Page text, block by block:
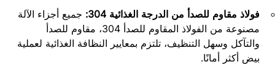
فولاذ مقاوم للصدأ من الدرجة الغذائية 304:
جميع أجزاء الآلة
مصنوعة من الفولاذ المقاوم للصدأ 304، مقاوم للصدأ
والتآكل وسهل التنظيف، تلتزم بمعايير النظافة الغذائية لعملية
بيض أكثر أمانًا.